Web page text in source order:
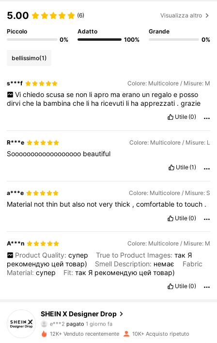
5.00 (6) Visualizza altro
Piccolo
0%
Adatto
100%
Grande
0%
bellissimo(1)
s***f Colore: Multicolore / Misure: M
Vi chiedo scusa se non li apro ma erano un regalo e posso
dirviche la bambinache li ha ricevuti li haapprezzati .grazie
Utile (0)
R***e Colore: Multicolore / Misure: L
Soooooooooooooooooo beautiful
Utile (1)
a***e Colore: Multicolore / Misure: S
Material notthin butalso notverythick ,comfortabletotouch .
Utile (0)
A***n Colore: Multicolore / Misure: M
Product Quality: супер True to Product Images: так Я
рекомендую цейтовар) Smell Description: немає
Fabric
Material:супер Fit:так Я рекомендую цейтовар)
Utile (0)
SHEIN X Designer Drop
4.83
167K Follower
e***2 pagato 1 giorno fa
n***i segue8 ore fa
12K+ Venduto recentemente 10K+ Acquisto ripetuto